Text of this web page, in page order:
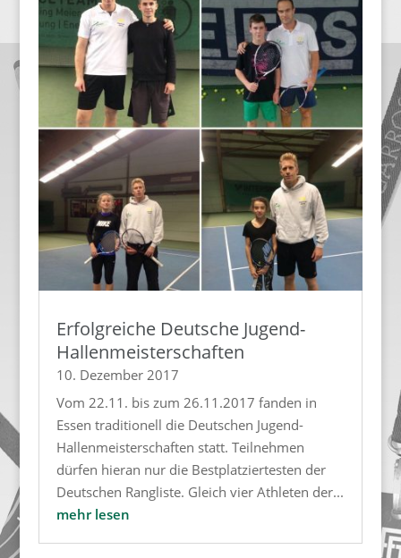
Erfolgreiche Deutsche Jugend-
Hallenmeisterschaften
10. Dezember 2017
Vom 22.11. bis zum 26.11.2017 fanden in
Essen traditionell die Deutschen Jugend-
Hallenmeisterschaften statt. Teilnehmen
dürfen hieran nur die Bestplatziertesten der
Deutschen Rangliste. Gleich vier Athleten der...
mehr lesen